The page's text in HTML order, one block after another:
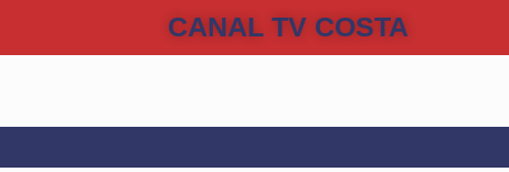
CANAL TV COSTA